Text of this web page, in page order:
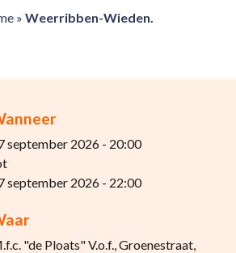
» Weerribben-Wieden.
september 2026 - 20:00
september 2026 - 22:00
"de Ploats" V.o.f., Groenestraat,